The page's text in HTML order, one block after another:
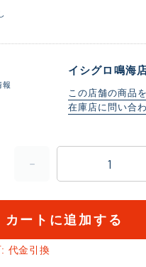
報
イシグロ鳴海
この店舗の商品
在庫店に問い合
カートに追加する
代金引換